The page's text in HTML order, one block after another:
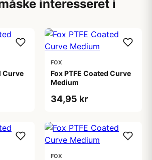
interesseret i
Curve
FOX
Fox PTFE Coated Curve
Medium
34,95 kr
FOX